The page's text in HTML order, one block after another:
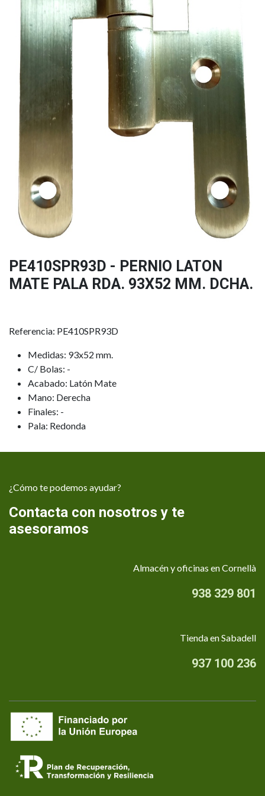
PE410SPR93D - PERNIO LATON
MATE PALA RDA. 93X52 MM. DCHA.
Referencia: PE410SPR93D
Medidas: 93x52 mm.
C/ Bolas: -
Acabado: Latón Mate
Mano: Derecha
Finales: -
Pala: Redonda
¿Cómo te podemos ayudar?
Contacta con nosotros y te
asesoramos
Almacén y oficinas en Cornellà
938 329 801
Tienda en Sabadell
937 100 236